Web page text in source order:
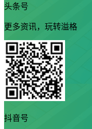
头条号
更多资讯，玩转溢格
抖音号